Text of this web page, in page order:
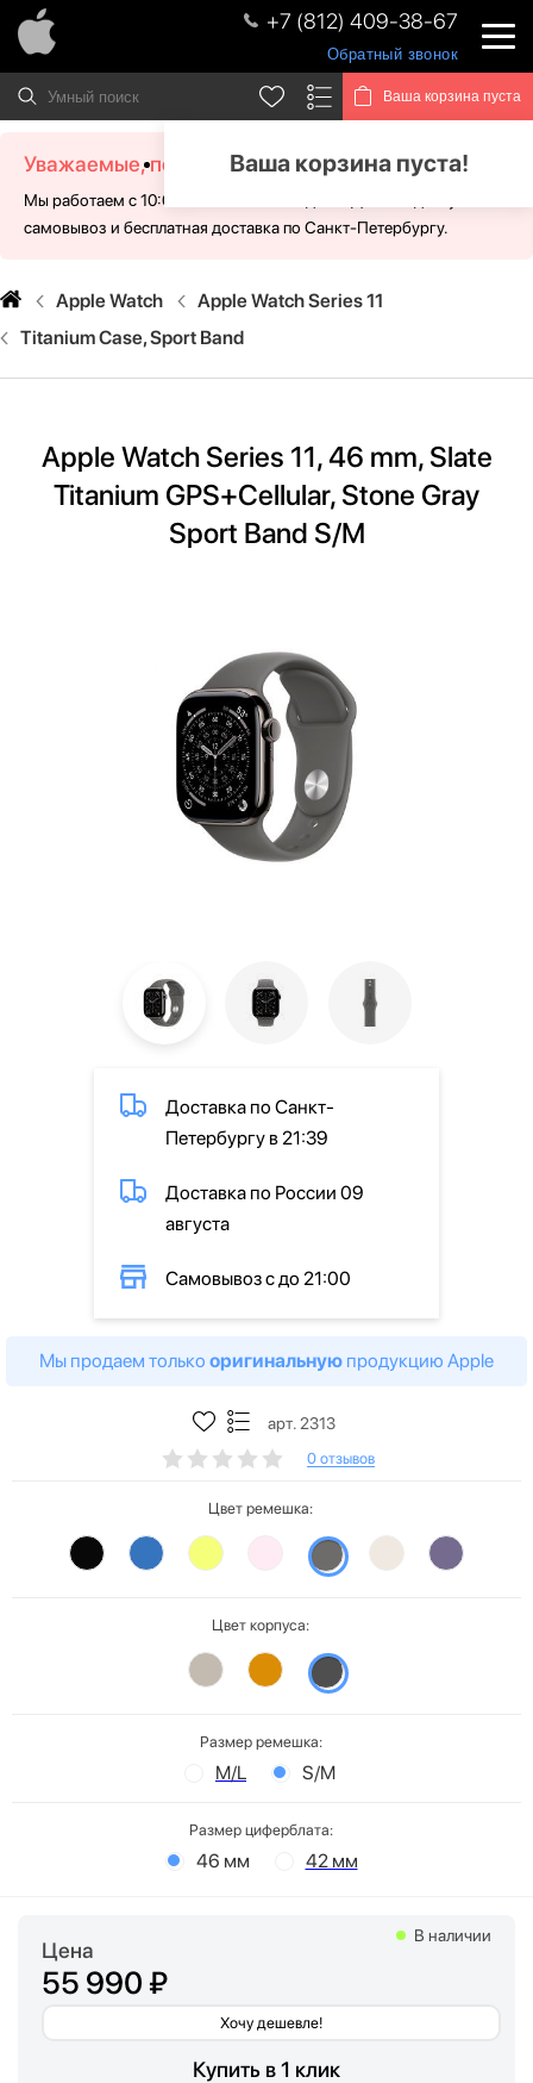
+7 (812) 409-38-67
Обратный звонок
Ваша корзина пуста
Ваша корзина пуста!
Уважаемые, посетители!
Мы работаем с 10:00 - 21:00 без выходных. Для Вас доступен
самовывоз и бесплатная доставка по Санкт-Петербургу.
Apple Watch
Apple Watch Series 11
Titanium Case, Sport Band
Apple Watch Series 11, 46 mm, Slate
Titanium GPS+Cellular, Stone Gray
Sport Band S/M
Доставка по Санкт-
Петербургу в 21:39
Доставка по России 09
августа
Самовывоз с до 21:00
Мы продаем только оригинальную продукцию Apple
арт. 2313
0 отзывов
Цвет ремешка:
Цвет корпуса:
Размер ремешка:
M/L S/M
Размер циферблата:
46 мм 42 мм
Цена
55 990 ₽
Хочу дешевле!
В наличии
Купить в 1 клик